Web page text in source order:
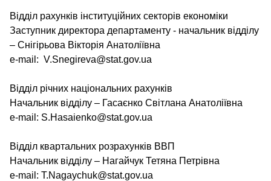
Відділ рахунків інституційних секторів економіки
Заступник директора департаменту - начальник відділу
– Снігірьова Вікторія Анатоліївна
e-mail: V.Snegireva@stat.gov.ua
Відділ річних національних рахунків
Начальник відділу – Гасаєнко Світлана Анатоліївна
e-mail: S.Hasaienko@stat.gov.ua
Відділ квартальних розрахунків ВВП
Начальник відділу – Нагайчук Тетяна Петрівна
e-mail: T.Nagaychuk@stat.gov.ua